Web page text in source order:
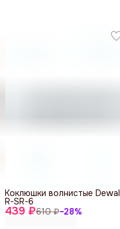
439 ₽610 ₽−28%
Коклюшки волнистые Dewal
R-SR-6